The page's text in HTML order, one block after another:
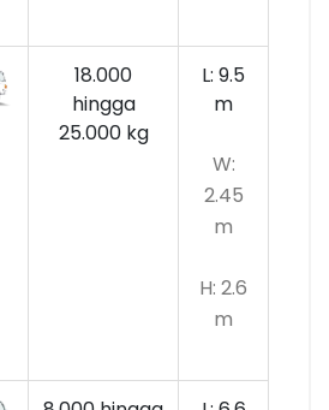
18.000
hingga
25.000 kg
L: 9.5
m
W:
2.45
m
H: 2.6
m